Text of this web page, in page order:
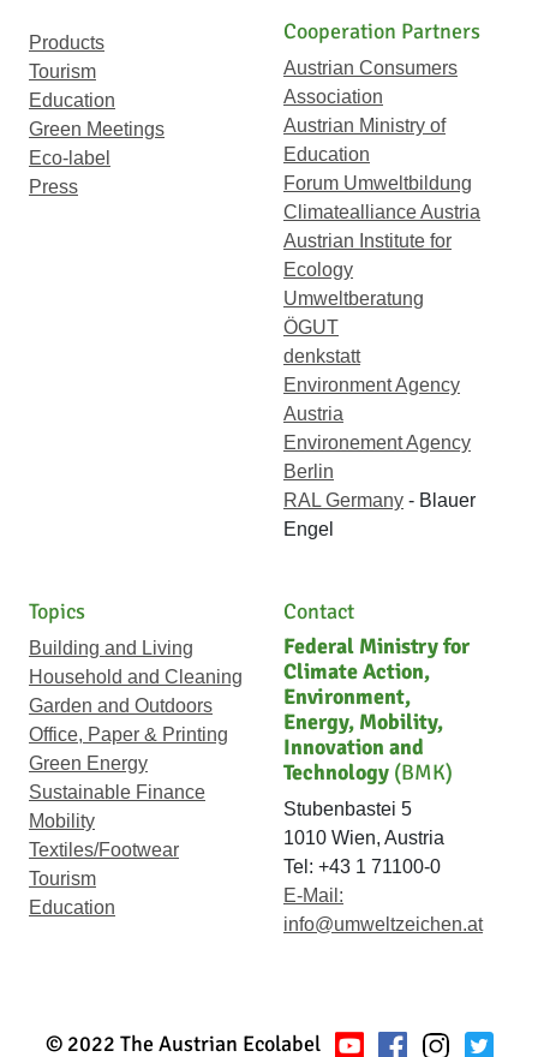
Products
Tourism
Education
Green Meetings
Eco-label
Press
Cooperation Partners
Austrian Consumers
Association
Austrian Ministry of
Education
Forum Umweltbildung
Climatealliance Austria
Austrian Institute for
Ecology
Umweltberatung
ÖGUT
denkstatt
Environment Agency
Austria
Environement Agency
Berlin
RAL Germany - Blauer
Engel
Topics
Building and Living
Household and Cleaning
Garden and Outdoors
Office, Paper & Printing
Green Energy
Sustainable Finance
Mobility
Textiles/Footwear
Tourism
Education
Contact
Federal Ministry for
Climate Action,
Environment,
Energy, Mobility,
Innovation and
Technology (BMK)
Stubenbastei 5
1010 Wien, Austria
Tel: +43 1 71100-0
E-Mail:
info@umweltzeichen.at
© 2022 The Austrian Ecolabel